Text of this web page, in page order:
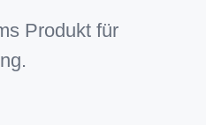
Produkt für